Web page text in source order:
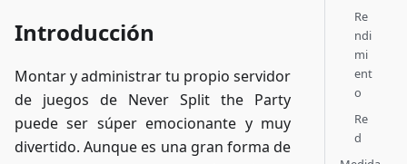
Introducción
Montar y administrar tu propio servidor
de juegos de Never Split the Party
puede ser súper emocionante y muy
divertido. Aunque es una gran forma de
Re
ndi
mi
ent
o
Re
d